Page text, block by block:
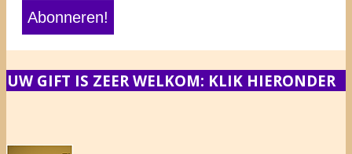
UW GIFT IS ZEER WELKOM: KLIK HIERONDER